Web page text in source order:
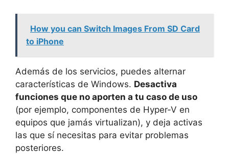
How you can Switch Images From SD Card
to iPhone
Además de los servicios, puedes alternar
características de Windows. Desactiva
funciones que no aporten a tu caso de uso
(por ejemplo, componentes de Hyper-V en
equipos que jamás virtualizan), y deja activas
las que sí necesitas para evitar problemas
posteriores.